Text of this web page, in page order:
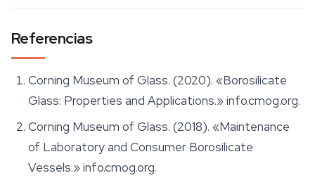
Referencias
Corning Museum of Glass. (2020). «Borosilicate
Glass: Properties and Applications.» info.cmog.org.
Corning Museum of Glass. (2018). «Maintenance
of Laboratory and Consumer Borosilicate
Vessels.» info.cmog.org.